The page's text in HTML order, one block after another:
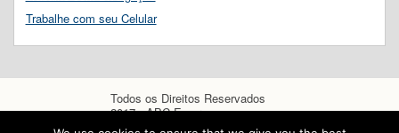
Trabalhe com seu Celular
Todos os Direitos Reservados
2017 - ABC Empregos